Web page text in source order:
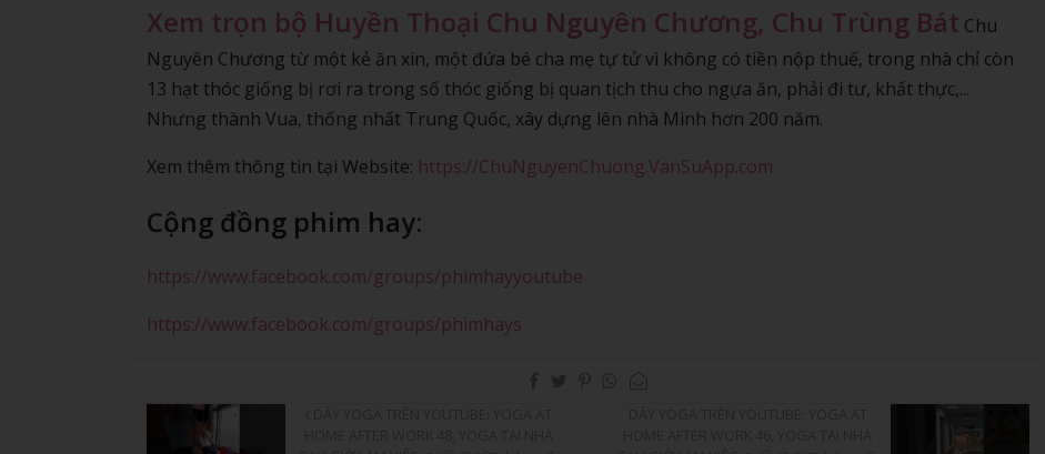
Xem trọn bộ Huyền Thoại Chu Nguyên Chương, Chu Trùng Bát Chu
Nguyên Chương từ một kẻ ăn xin, một đứa bé cha mẹ tự tử vì không có tiền nộp thuế, trong nhà chỉ còn
13 hạt thóc giống bị rơi ra trong số thóc giống bị quan tịch thu cho ngựa ăn, phải đi tư, khất thực,...
Nhưng thành Vua, thống nhất Trung Quốc, xây dựng lên nhà Minh hơn 200 năm.
Xem thêm thông tin tại Website: https://ChuNguyenChuong.VanSuApp.com
Cộng đồng phim hay:
https://www.facebook.com/groups/phimhayyoutube
https://www.facebook.com/groups/phimhays